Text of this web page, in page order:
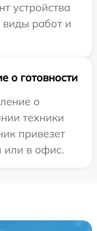
устройства
виды работ и
о готовности
о
техники
привезет
или в офис.